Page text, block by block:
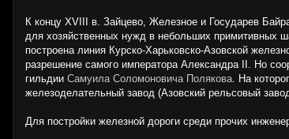
К концу ХVІII в. Зайцево, Железное и Государев
для хозяйственных нужд в небольших примитивных
построена линия Курско-Харьковско-Азовской
разрешение самого императора Александра II. Но
гильдии Самуила Со­ломоновича Полякова. На
железоделательный завод (Азовский рель­совый
Для постройки железной дороги среди прочих